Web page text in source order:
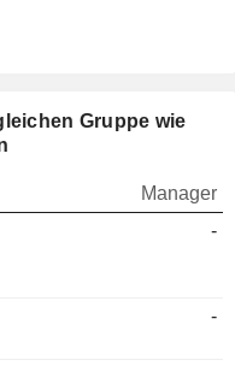
Gruppe wie
Manager
-
-